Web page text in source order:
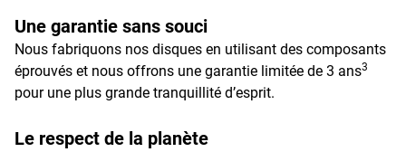
Une garantie sans souci
Nous fabriquons nos disques en utilisant des composants
éprouvés et nous offrons une garantie limitée de 3 ans3
pour une plus grande tranquillité d’esprit.
Le respect de la planète